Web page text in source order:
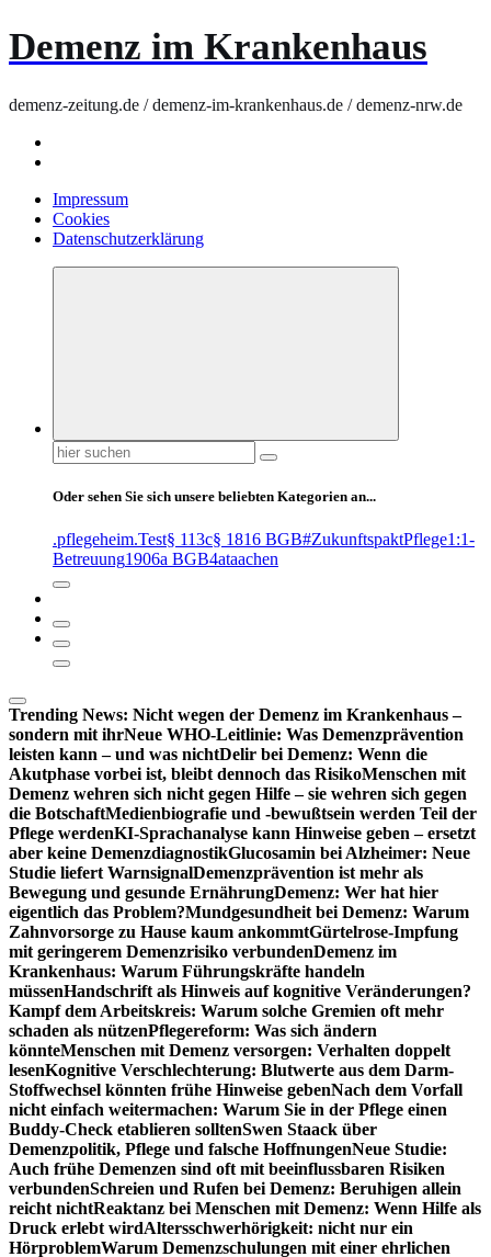
Demenz im Krankenhaus
demenz-zeitung.de / demenz-im-krankenhaus.de / demenz-nrw.de
Impressum
Cookies
Datenschutzerklärung
Suchen
nach:
Oder sehen Sie sich unsere beliebten Kategorien an...
.pflegeheim.Test§ 113c§ 1816 BGB#ZukunftspaktPflege1:1-
Betreuung1906a BGB4ataachen
Trending News: Nicht wegen der Demenz im Krankenhaus –
sondern mit ihrNeue WHO-Leitlinie: Was Demenzprävention
leisten kann – und was nichtDelir bei Demenz: Wenn die
Akutphase vorbei ist, bleibt dennoch das RisikoMenschen mit
Demenz wehren sich nicht gegen Hilfe – sie wehren sich gegen
die BotschaftMedienbiografie und -bewußtsein werden Teil der
Pflege werdenKI-Sprachanalyse kann Hinweise geben – ersetzt
aber keine DemenzdiagnostikGlucosamin bei Alzheimer: Neue
Studie liefert WarnsignalDemenzprävention ist mehr als
Bewegung und gesunde ErnährungDemenz: Wer hat hier
eigentlich das Problem?Mundgesundheit bei Demenz: Warum
Zahnvorsorge zu Hause kaum ankommtGürtelrose-Impfung
mit geringerem Demenzrisiko verbundenDemenz im
Krankenhaus: Warum Führungskräfte handeln
müssenHandschrift als Hinweis auf kognitive Veränderungen?
Kampf dem Arbeitskreis: Warum solche Gremien oft mehr
schaden als nützenPflegereform: Was sich ändern
könnteMenschen mit Demenz versorgen: Verhalten doppelt
lesenKognitive Verschlechterung: Blutwerte aus dem Darm-
Stoffwechsel könnten frühe Hinweise gebenNach dem Vorfall
nicht einfach weitermachen: Warum Sie in der Pflege einen
Buddy-Check etablieren solltenSwen Staack über
Demenzpolitik, Pflege und falsche HoffnungenNeue Studie:
Auch frühe Demenzen sind oft mit beeinflussbaren Risiken
verbundenSchreien und Rufen bei Demenz: Beruhigen allein
reicht nichtReaktanz bei Menschen mit Demenz: Wenn Hilfe als
Druck erlebt wirdAltersschwerhörigkeit: nicht nur ein
HörproblemWarum Demenzschulungen mit einer ehrlichen